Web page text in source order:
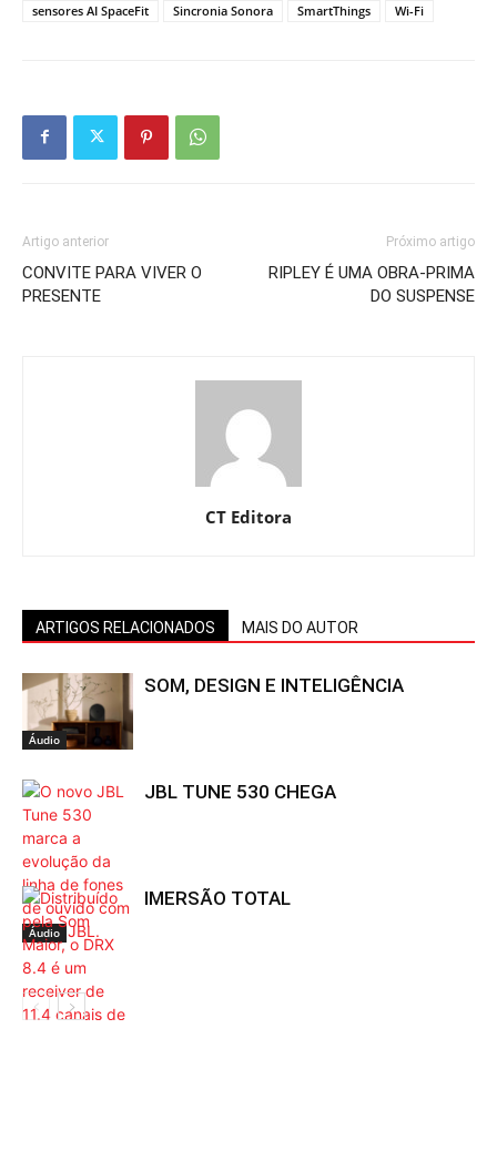
sensores AI SpaceFit Sincronia Sonora SmartThings Wi-Fi
Artigo anterior
CONVITE PARA VIVER O
PRESENTE
Próximo artigo
RIPLEY É UMA OBRA-PRIMA
DO SUSPENSE
CT Editora
ARTIGOS RELACIONADOS MAIS DO AUTOR
Áudio
SOM, DESIGN E INTELIGÊNCIA
Áudio
JBL TUNE 530 CHEGA
IMERSÃO TOTAL